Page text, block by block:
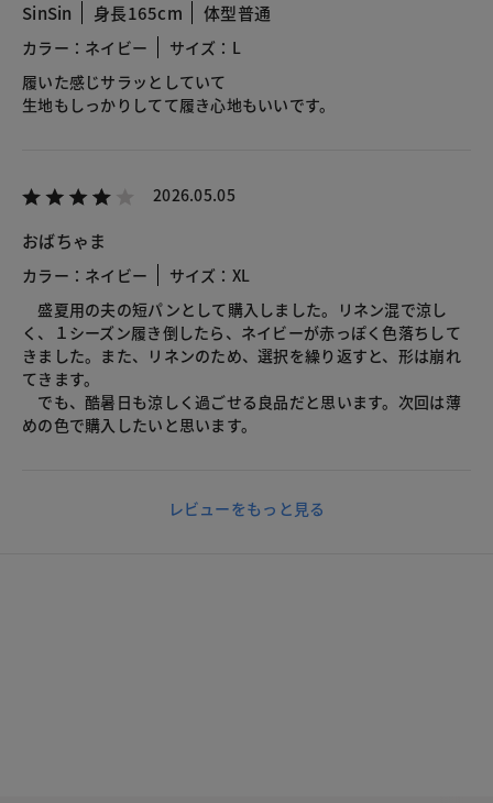
SinSin 身長165cm 体型普通
カラー：ネイビー
サイズ：L
履いた感じサラッとしていて
生地もしっかりしてて履き心地もいいです。
2026.05.05
おばちゃま
カラー：ネイビー
サイズ：XL
盛夏用の夫の短パンとして購入しました。リネン混で涼し
く、１シーズン履き倒したら、ネイビーが赤っぽく色落ちして
きました。また、リネンのため、選択を繰り返すと、形は崩れ
てきます。
でも、酷暑日も涼しく過ごせる良品だと思います。次回は薄
めの色で購入したいと思います。
レビューをもっと見る